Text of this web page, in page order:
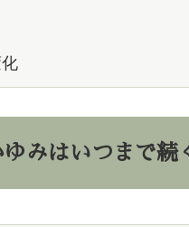
みはいつまで続